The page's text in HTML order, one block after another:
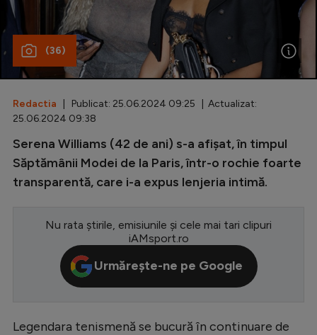
Special
Diverse
Inedit
Champions League
Europa League
CM 2026
Premier League
LaLiga
(36)
Redactia | Publicat: 25.06.2024 09:25 | Actualizat:
25.06.2024 09:38
Serena Williams (42 de ani) s-a afișat, în timpul
Săptămânii Modei de la Paris, într-o rochie foarte
transparentă, care i-a expus lenjeria intimă.
Nu rata știrile, emisiunile și cele mai tari clipuri
iAMsport.ro
Urmărește-ne pe Google
Legendara tenismenă se bucură în continuare de